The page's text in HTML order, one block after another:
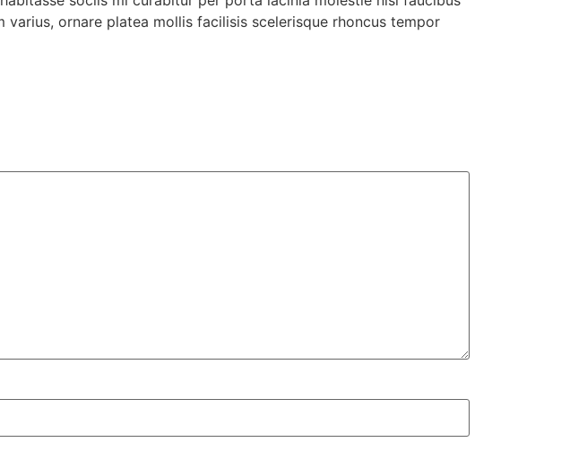
ornare platea mollis facilisis scelerisque rhoncus tempor